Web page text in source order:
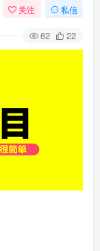
关注 私信
62 22